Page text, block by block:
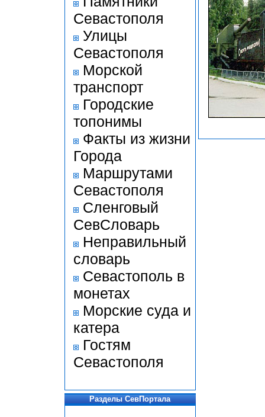
Севастополя
Улицы
Севастополя
Морской
транспорт
Городские
топонимы
Факты из жизни
Города
Маршрутами
Севастополя
Сленговый
СевСловарь
Неправильный
словарь
Севастополь в
монетах
Морские суда и
катера
Гостям
Севастополя
Разделы СевПортала